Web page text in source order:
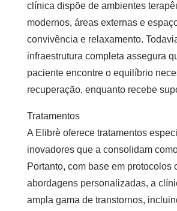
clínica dispõe de ambientes
modernos, áreas externas e
convivência e relaxamento.
infraestrutura completa assegura
paciente encontre o equilíbrio
recuperação, enquanto recebe
Tratamentos
A Elibrè oferece tratamentos
inovadores que a consolidam
Portanto, com base em protocolos
abordagens personalizadas, a
ampla gama de transtornos,